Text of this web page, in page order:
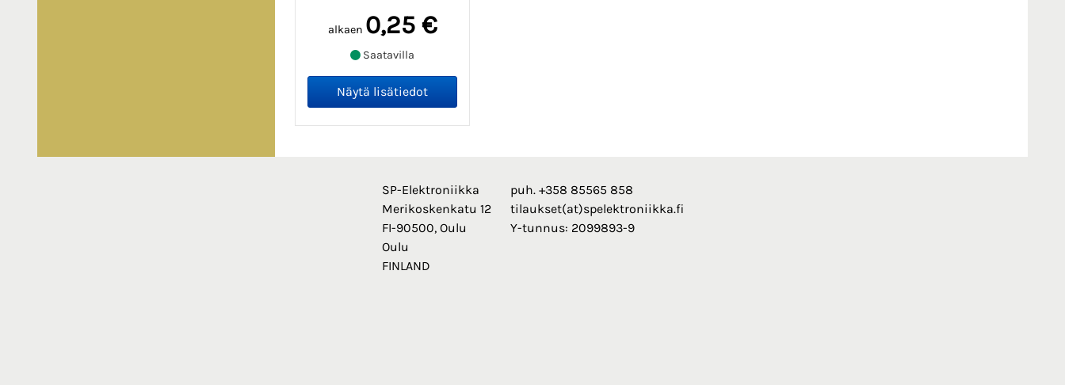
alkaen 0,25 €
Saatavilla
SP-Elektroniikka
Merikoskenkatu 12
FI-90500, Oulu
Oulu
FINLAND
puh. +358 85565 858
tilaukset(at)spelektroniikka.fi
Y-tunnus: 2099893-9